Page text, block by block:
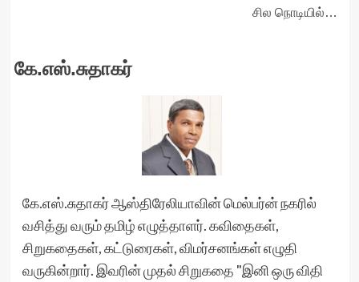
சில நொடியில்…
கே.எஸ்.சுதாகர்
கே.எஸ்.சுதாகர் ஆஸ்திரேலியாவின் மெல்பர்ன் நகரில்
வசித்து வரும் தமிழ் எழுத்தாளர். கவிதைகள்,
சிறுகதைகள், கட்டுரைகள், விமர்சனங்கள் எழுதி
வருகின்றார். இவரின் முதல் சிறுகதை "இனி ஒரு விதி